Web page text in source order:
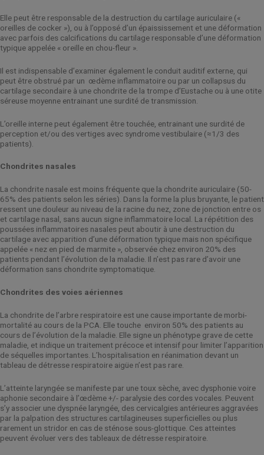
Elle peut être responsable de la destruction du cartilage auriculaire («
oreilles de cocker »), ou à l’opposé d’un épaississement et une déformation
avec parfois des calcifications du cartilage responsable d’une déformation
typique appelée « oreille en chou-fleur ».
Il est indispensable d’examiner également le conduit auditif externe, qui
peut être obstrué par un œdème inflammatoire ou par un collapsus du
cartilage secondaire à une chondrite de la trompe d’Eustache ou à une otite
séreuse moyenne entrainant une surdité de transmission.
L’oreille interne peut également être touchée, entrainant une surdité de
perception et/ou des vertiges avec syndrome vestibulaire (≈1/3 des
patients).
Chondrites nasales
La chondrite nasale est moins fréquente que la chondrite auriculaire (50-
65% des patients selon les séries). Dans la forme la plus bruyante, le patient
ressent une douleur au niveau de la racine du nez, zone de jonction entre os
et cartilage nasal, sans aucun signe inflammatoire local. La répétition des
poussées inflammatoires nasales peut aboutir à une destruction du
cartilage avec apparition d’une déformation typique mais non spécifique
appelée « nez en pied de marmite », observée chez environ 20% des
patients pendant l’évolution de la maladie. Il n’est pas rare d’avoir une
déformation sans chondrite symptomatique.
Chondrites des voies aériennes
La chondrite de l’arbre respiratoire est une cause importante de morbi-
mortalité au cours de la PCA. Elle touche environ 50% des patients au
cours de l’évolution de la maladie. Elle signe un phénotype grave de cette
maladie, et indique un traitement précoce et intensif pour limiter l’apparition
de séquelles importantes. L’hospitalisation en réanimation devant un
tableau de détresse respiratoire aigüe n’est pas rare.
L’atteinte laryngée se manifeste par une toux sèche, avec dysphonie voire
aphonie secondaire à l’œdème +/- paralysie des cordes vocales. Peuvent
s’y associer une dyspnée laryngée, des cervicalgies antérieures aggravées
par la palpation des structures cartilagineuses superficielles ou plus
rarement un stridor en cas de sténose sous-glottique. Ces atteintes
peuvent évoluer vers des tableaux de détresse respiratoire.